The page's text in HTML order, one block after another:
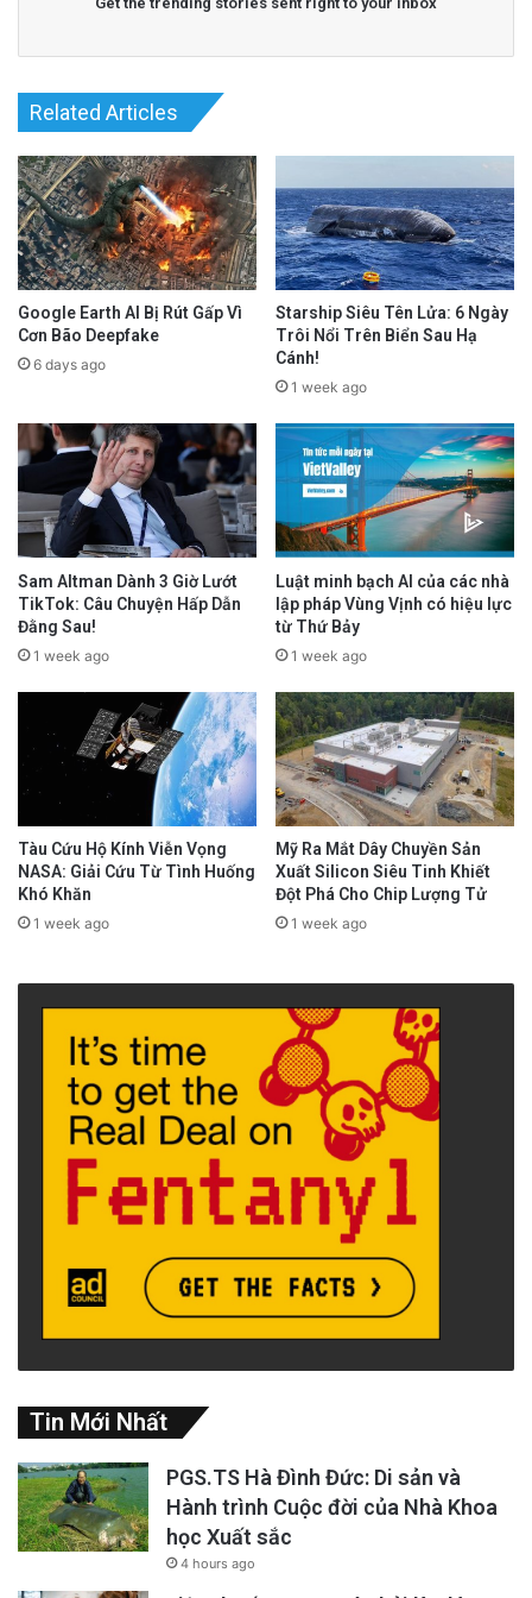
Related Articles
Google Earth AI Bị Rút Gấp Vì
Cơn Bão Deepfake
6 days ago
Starship Siêu Tên Lửa: 6 Ngày
Trôi Nổi Trên Biển Sau Hạ
Cánh!
1 week ago
Sam Altman Dành 3 Giờ Lướt
TikTok: Câu Chuyện Hấp Dẫn
Đằng Sau!
1 week ago
Luật minh bạch AI của các nhà
lập pháp Vùng Vịnh có hiệu lực
từ Thứ Bảy
1 week ago
Tàu Cứu Hộ Kính Viễn Vọng
NASA: Giải Cứu Từ Tình Huống
Khó Khăn
1 week ago
Mỹ Ra Mắt Dây Chuyền Sản
Xuất Silicon Siêu Tinh Khiết
Đột Phá Cho Chip Lượng Tử
1 week ago
Tin Mới Nhất
PGS.TS Hà Đình Đức: Di sản và
Hành trình Cuộc đời của Nhà Khoa
học Xuất sắc
4 hours ago